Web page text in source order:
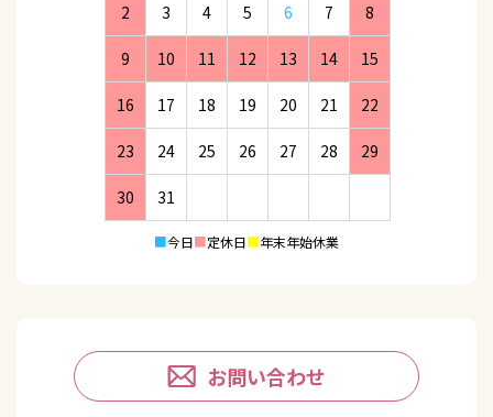
2 3 4 5 6 7 8
9 10 11 12 13 14 15
16 17 18 19 20 21 22
23 24 25 26 27 28 29
30 31
■今日■定休日■年末年始休業
お問い合わせ